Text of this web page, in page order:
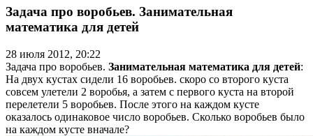
Задача про воробьев. Занимательная
математика для детей
28 июля 2012, 20:22
Задача про воробьев. Занимательная математика для детей:
На двух кустах сидели 16 воробьев. скоро со второго куста
совсем улетели 2 воробья, а затем с первого куста на второй
перелетели 5 воробьев. После этого на каждом кусте
оказалось одинаковое число воробьев. Сколько воробьев было
на каждом кусте вначале?